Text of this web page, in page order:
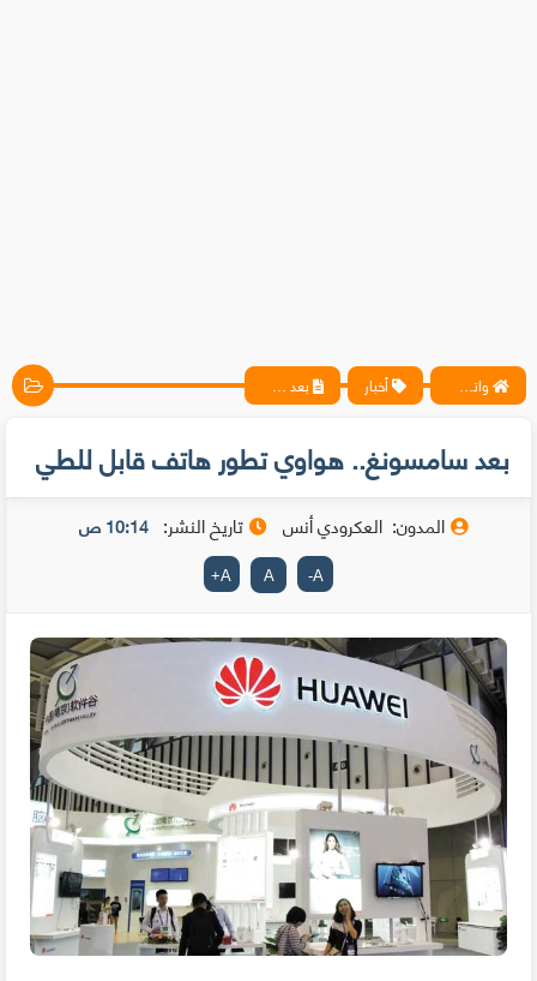
واتس آب ، فيسبوك ، أنترنت ، شروحات تقنية حصرية - المحترف أخبار بعد سامسونغ.. هواوي تطور هاتف قابل للطي
بعد سامسونغ.. هواوي تطور هاتف قابل للطي
المدون: العكرودي أنس تاريخ النشر: 10:14 ص
A
-
A
A
+